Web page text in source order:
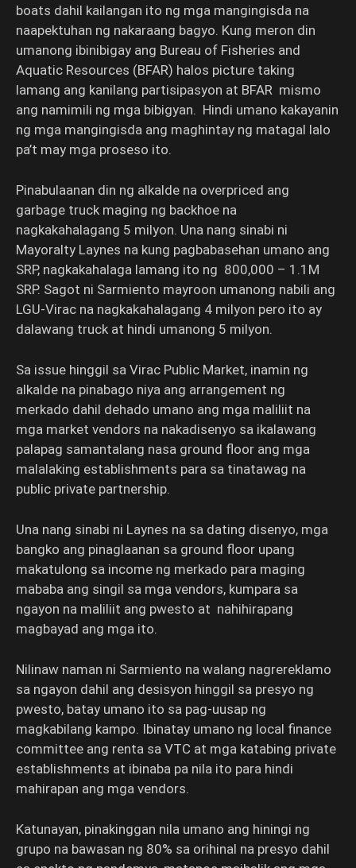
boats dahil kailangan ito ng mga mangingisda na
naapektuhan ng nakaraang bagyo. Kung meron din
umanong ibinibigay ang Bureau of Fisheries and
Aquatic Resources (BFAR) halos picture taking
lamang ang kanilang partisipasyon at BFAR mismo
ang namimili ng mga bibigyan. Hindi umano kakayanin
ng mga mangingisda ang maghintay ng matagal lalo
pa’t may mga proseso ito.
Pinabulaanan din ng alkalde na overpriced ang
garbage truck maging ng backhoe na
nagkakahalagang 5 milyon. Una nang sinabi ni
Mayoralty Laynes na kung pagbabasehan umano ang
SRP, nagkakahalaga lamang ito ng 800,000 – 1.1M
SRP. Sagot ni Sarmiento mayroon umanong nabili ang
LGU-Virac na nagkakahalagang 4 milyon pero ito ay
dalawang truck at hindi umanong 5 milyon.
Sa issue hinggil sa Virac Public Market, inamin ng
alkalde na pinabago niya ang arrangement ng
merkado dahil dehado umano ang mga maliliit na
mga market vendors na nakadisenyo sa ikalawang
palapag samantalang nasa ground floor ang mga
malalaking establishments para sa tinatawag na
public private partnership.
Una nang sinabi ni Laynes na sa dating disenyo, mga
bangko ang pinaglaanan sa ground floor upang
makatulong sa income ng merkado para maging
mababa ang singil sa mga vendors, kumpara sa
ngayon na maliliit ang pwesto at nahihirapang
magbayad ang mga ito.
Nilinaw naman ni Sarmiento na walang nagrereklamo
sa ngayon dahil ang desisyon hinggil sa presyo ng
pwesto, batay umano ito sa pag-uusap ng
magkabilang kampo. Ibinatay umano ng local finance
committee ang renta sa VTC at mga katabing private
establishments at ibinaba pa nila ito para hindi
mahirapan ang mga vendors.
Katunayan, pinakinggan nila umano ang hiningi ng
grupo na bawasan ng 80% sa orihinal na presyo dahil